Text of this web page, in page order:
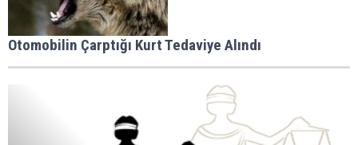
Otomobilin Çarptığı Kurt Tedaviye Alındı